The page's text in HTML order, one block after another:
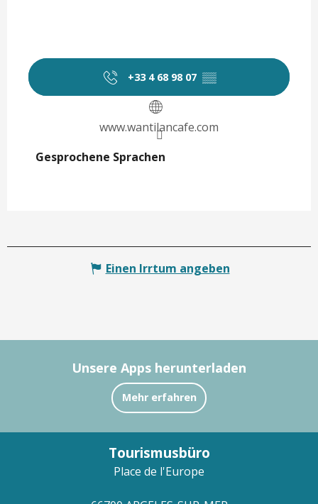
+33 4 68 98 07 ▒▒
www.wantilancafe.com
Gesprochene Sprachen
Gesprochene Sprachen
Einen Irrtum angeben
Unsere Apps herunterladen
Mehr erfahren
Tourismusbüro
Place de l'Europe